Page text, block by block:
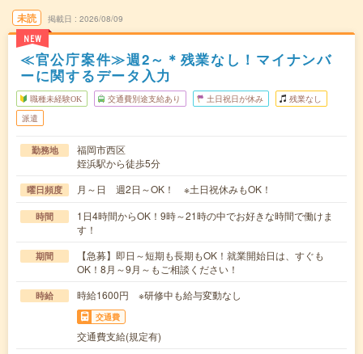
未読
NEW
掲載日 2026/08/09
≪官公庁案件≫週2～＊残業なし！マイナンバ
ーに関するデータ入力
職種未経験OK 交通費別途支給あり 土日祝日が休み 残業なし
派遣
勤務地
福岡市西区
姪浜駅から徒歩5分
曜日頻度 月～日 週2日～OK！ ※土日祝休みもOK！
時間
1日4時間からOK！9時～21時の中でお好きな時間で働けま
す！
期間
【急募】即日～短期も長期もOK！就業開始日は、すぐも
OK！8月～9月～もご相談ください！
時給 時給1600円 ※研修中も給与変動なし
交通費
交通費支給(規定有)